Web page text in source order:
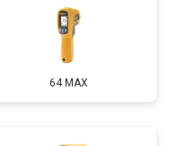
64 MAX